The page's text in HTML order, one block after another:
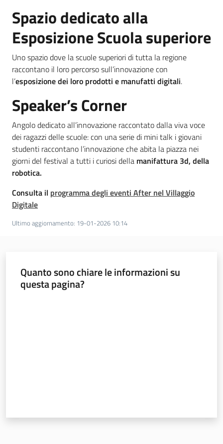
Spazio dedicato alla
Esposizione Scuola superiore
Uno spazio dove la scuole superiori di tutta la regione
raccontano il loro percorso sull’innovazione con
l’esposizione dei loro prodotti e manufatti digitali.
Speaker’s Corner
Angolo dedicato all’innovazione raccontato dalla viva voce
dei ragazzi delle scuole: con una serie di mini talk i giovani
studenti raccontano l’innovazione che abita la piazza nei
giorni del festival a tutti i curiosi della manifattura 3d, della
robotica.
Consulta il programma degli eventi After nel Villaggio
Digitale
Ultimo aggiornamento: 19-01-2026 10:14
Quanto sono chiare le informazioni su
questa pagina?